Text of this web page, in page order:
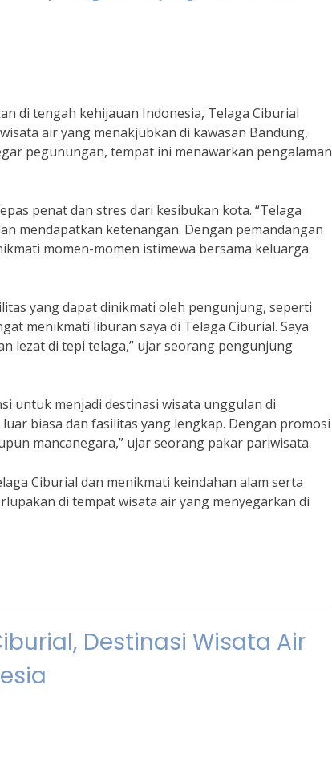
di tengah kehijauan Indonesia, Telaga Ciburial
air yang menakjubkan di kawasan Bandung,
pegunungan, tempat ini menawarkan pengalaman
penat dan stres dari kesibukan kota. “Telaga
mendapatkan ketenangan. Dengan pemandangan
momen-momen istimewa bersama keluarga
yang dapat dinikmati oleh pengunjung, seperti
menikmati liburan saya di Telaga Ciburial. Saya
lezat di tepi telaga,” ujar seorang pengunjung
untuk menjadi destinasi wisata unggulan di
biasa dan fasilitas yang lengkap. Dengan promosi
mancanegara,” ujar seorang pakar pariwisata.
Ciburial dan menikmati keindahan alam serta
di tempat wisata air yang menyegarkan di
Destinasi Wisata Air